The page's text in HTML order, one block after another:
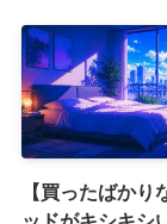
【買ったばかり